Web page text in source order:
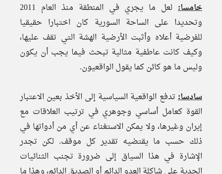
خامسا:
لعل ما يجري في المنطقة منذ العام 2011
وتحديدا على الساحة السورية كان اختبارا حقيقيا
للفرضية أعلاه وأثبت الأرضية الهشة التي تقف عليها،
وكيف كانت عاطفية مثالية تبحث فيما يجب أن يكون
وليس ما هو كائن كما يقول الواقعيون.
سادسا: تدفع الواقعية السياسية إلى الأخذ بعين الاعتبار
القوة كعامل أساسي وجوهري في ترتيب العلاقات مع
إيران وغيرها، ولا يمكن الاستغناء عن أي من أدواتها في
ذلك حسب ما يقتضيه تقدير كل موقف. لكن تجدر
الإشارة في هذا السياق إلى ضرورة تجنب الثنائيات